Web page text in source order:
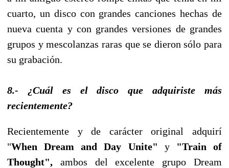
cuarto, un disco con grandes canciones hechas de
nueva cuenta y con grandes versiones de grandes
grupos y mescolanzas raras que se dieron sólo para
su grabación.
8.- ¿Cuál es el disco que adquiriste más
recientemente?
Recientemente y de carácter original adquirí
"When Dream and Day Unite" y"Train of
Thought", ambos del excelente grupo Dream